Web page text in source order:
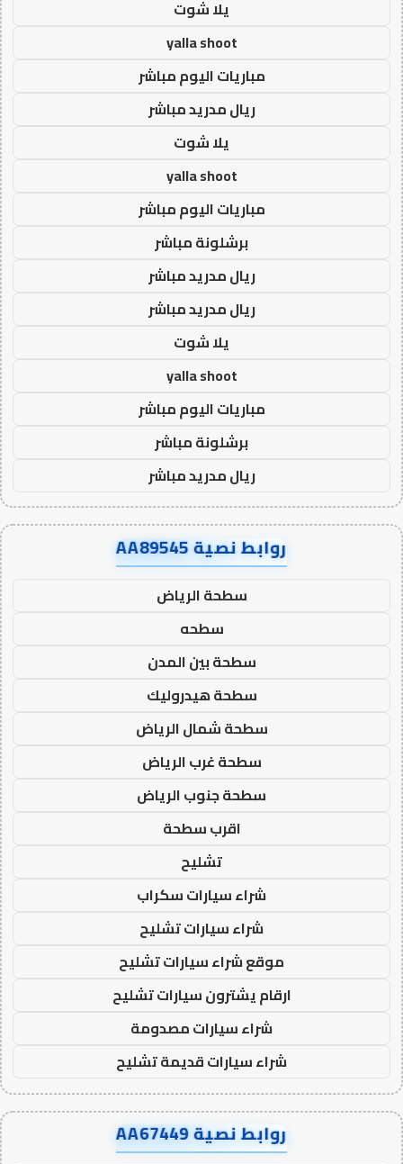
يلا شوت
yalla shoot
مباريات اليوم مباشر
ريال مدريد مباشر
يلا شوت
yalla shoot
مباريات اليوم مباشر
برشلونة مباشر
ريال مدريد مباشر
ريال مدريد مباشر
يلا شوت
yalla shoot
مباريات اليوم مباشر
برشلونة مباشر
ريال مدريد مباشر
روابط نصية AA89545
سطحة الرياض
سطحه
سطحة بين المدن
سطحة هيدروليك
سطحة شمال الرياض
سطحة غرب الرياض
سطحة جنوب الرياض
اقرب سطحة
تشليح
شراء سيارات سكراب
شراء سيارات تشليح
موقع شراء سيارات تشليح
ارقام يشترون سيارات تشليح
شراء سيارات مصدومة
شراء سيارات قديمة تشليح
روابط نصية AA67449